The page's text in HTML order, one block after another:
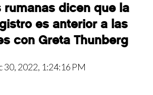
rumanas dicen que la
es anterior a las
con Greta Thunberg
30, 2022, 1:24:16 PM